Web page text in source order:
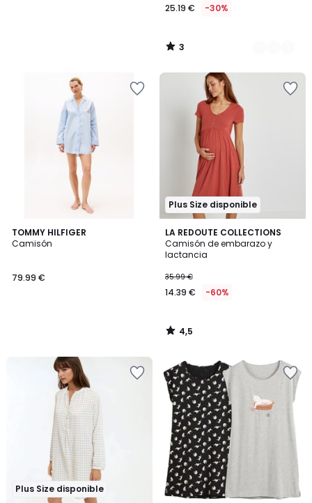
25.19 € -30%
3
/
TOMMY HILFIGER
Camisón
79.99 €
Plus Size disponible
LA REDOUTE COLLECTIONS
Camisón de embarazo y
lactancia
35.99 €
14.39 € -60%
4,5
/ 5
4,5
/
Plus Size disponible